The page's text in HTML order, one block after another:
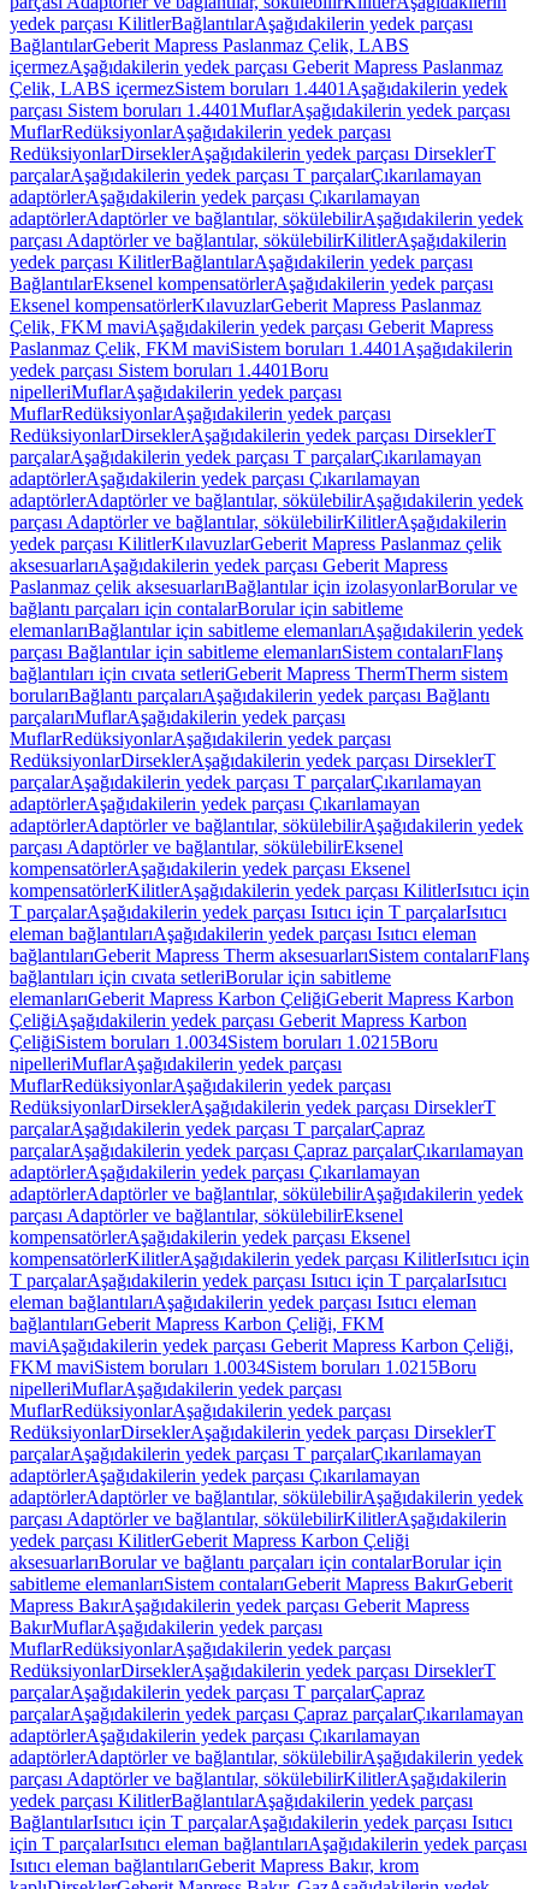
yedek parçası KilitlerBağlantılarAşağıdakilerin yedek parçası
BağlantılarGeberit Mapress Paslanmaz Çelik, LABS
içermezAşağıdakilerin yedek parçası Geberit Mapress Paslanmaz
Çelik, LABS içermezSistem boruları 1.4401 Aşağıdakilerin yedek
parçası Sistem boruları 1.4401MuflarAşağıdakilerin yedek parçası
MuflarRedüksiyonlarAşağıdakilerin yedek parçası
RedüksiyonlarDirseklerAşağıdakilerin yedek parçası DirseklerT
parçalarAşağıdakilerin yedek parçası T parçalarÇıkarılamayan
adaptörlerAşağıdakilerin yedek parçası Çıkarılamayan
adaptörlerAdaptörler ve bağlantılar, sökülebilirAşağıdakilerin yedek
parçası Adaptörler ve bağlantılar, sökülebilirKilitlerAşağıdakilerin
yedek parçası KilitlerBağlantılarAşağıdakilerin yedek parçası
BağlantılarEksenel kompensatörlerAşağıdakilerin yedek parçası
Eksenel kompensatörlerKılavuzlarGeberit Mapress Paslanmaz
Çelik, FKM maviAşağıdakilerin yedek parçası Geberit Mapress
Paslanmaz Çelik, FKM maviSistem boruları 1.4401 Aşağıdakilerin
yedek parçası Sistem boruları 1.4401Boru
nipelleriMuflarAşağıdakilerin yedek parçası
MuflarRedüksiyonlarAşağıdakilerin yedek parçası
RedüksiyonlarDirseklerAşağıdakilerin yedek parçası DirseklerT
parçalarAşağıdakilerin yedek parçası T parçalarÇıkarılamayan
adaptörlerAşağıdakilerin yedek parçası Çıkarılamayan
adaptörlerAdaptörler ve bağlantılar, sökülebilirAşağıdakilerin yedek
parçası Adaptörler ve bağlantılar, sökülebilirKilitlerAşağıdakilerin
yedek parçası KilitlerKılavuzlarGeberit Mapress Paslanmaz çelik
aksesuarlarıAşağıdakilerin yedek parçası Geberit Mapress
Paslanmaz çelik aksesuarlarıBağlantılar için izolasyonlarBorular ve
bağlantı parçaları için contalarBorular için sabitleme
elemanlarıBağlantılar için sabitleme elemanlarıAşağıdakilerin yedek
parçası Bağlantılar için sabitleme elemanlarıSistem contalarıFlanş
bağlantıları için cıvata setleriGeberit Mapress ThermTherm sistem
borularıBağlantı parçalarıAşağıdakilerin yedek parçası Bağlantı
parçalarıMuflarAşağıdakilerin yedek parçası
MuflarRedüksiyonlarAşağıdakilerin yedek parçası
RedüksiyonlarDirseklerAşağıdakilerin yedek parçası DirseklerT
parçalarAşağıdakilerin yedek parçası T parçalarÇıkarılamayan
adaptörlerAşağıdakilerin yedek parçası Çıkarılamayan
adaptörlerAdaptörler ve bağlantılar, sökülebilirAşağıdakilerin yedek
parçası Adaptörler ve bağlantılar, sökülebilirEksenel
kompensatörlerAşağıdakilerin yedek parçası Eksenel
kompensatörlerKilitlerAşağıdakilerin yedek parçası KilitlerIsıtıcı için
T parçalarAşağıdakilerin yedek parçası Isıtıcı için T parçalarIsıtıcı
eleman bağlantılarıAşağıdakilerin yedek parçası Isıtıcı eleman
bağlantılarıGeberit Mapress Therm aksesuarlarıSistem contalarıFlanş
bağlantıları için cıvata setleriBorular için sabitleme
elemanlarıGeberit Mapress Karbon ÇeliğiGeberit Mapress Karbon
ÇeliğiAşağıdakilerin yedek parçası Geberit Mapress Karbon
ÇeliğiSistem boruları 1.0034Sistem boruları 1.0215Boru
nipelleriMuflarAşağıdakilerin yedek parçası
MuflarRedüksiyonlarAşağıdakilerin yedek parçası
RedüksiyonlarDirseklerAşağıdakilerin yedek parçası DirseklerT
parçalarAşağıdakilerin yedek parçası T parçalarÇapraz
parçalarAşağıdakilerin yedek parçası Çapraz parçalarÇıkarılamayan
adaptörlerAşağıdakilerin yedek parçası Çıkarılamayan
adaptörlerAdaptörler ve bağlantılar, sökülebilirAşağıdakilerin yedek
parçası Adaptörler ve bağlantılar, sökülebilirEksenel
kompensatörlerAşağıdakilerin yedek parçası Eksenel
kompensatörlerKilitlerAşağıdakilerin yedek parçası KilitlerIsıtıcı için
T parçalarAşağıdakilerin yedek parçası Isıtıcı için T parçalarIsıtıcı
eleman bağlantılarıAşağıdakilerin yedek parçası Isıtıcı eleman
bağlantılarıGeberit Mapress Karbon Çeliği, FKM
maviAşağıdakilerin yedek parçası Geberit Mapress Karbon Çeliği,
FKM maviSistem boruları 1.0034Sistem boruları 1.0215Boru
nipelleriMuflarAşağıdakilerin yedek parçası
MuflarRedüksiyonlarAşağıdakilerin yedek parçası
RedüksiyonlarDirseklerAşağıdakilerin yedek parçası DirseklerT
parçalarAşağıdakilerin yedek parçası T parçalarÇıkarılamayan
adaptörlerAşağıdakilerin yedek parçası Çıkarılamayan
adaptörlerAdaptörler ve bağlantılar, sökülebilirAşağıdakilerin yedek
parçası Adaptörler ve bağlantılar, sökülebilirKilitlerAşağıdakilerin
yedek parçası KilitlerGeberit Mapress Karbon Çeliği
aksesuarlarıBorular ve bağlantı parçaları için contalarBorular için
sabitleme elemanlarıSistem contalarıGeberit Mapress BakırGeberit
Mapress BakırAşağıdakilerin yedek parçası Geberit Mapress
BakırMuflarAşağıdakilerin yedek parçası
MuflarRedüksiyonlarAşağıdakilerin yedek parçası
RedüksiyonlarDirseklerAşağıdakilerin yedek parçası DirseklerT
parçalarAşağıdakilerin yedek parçası T parçalarÇapraz
parçalarAşağıdakilerin yedek parçası Çapraz parçalarÇıkarılamayan
adaptörlerAşağıdakilerin yedek parçası Çıkarılamayan
adaptörlerAdaptörler ve bağlantılar, sökülebilirAşağıdakilerin yedek
parçası Adaptörler ve bağlantılar, sökülebilirKilitlerAşağıdakilerin
yedek parçası KilitlerBağlantılarAşağıdakilerin yedek parçası
BağlantılarIsıtıcı için T parçalarAşağıdakilerin yedek parçası Isıtıcı
için T parçalarIsıtıcı eleman bağlantılarıAşağıdakilerin yedek parçası
Isıtıcı eleman bağlantılarıGeberit Mapress Bakır, krom